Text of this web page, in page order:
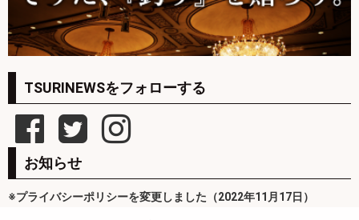
TSURINEWSをフォローする
お知らせ
※プライバシーポリシーを変更しました（2022年11月17日）